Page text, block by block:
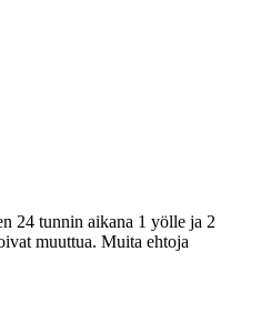
24 tunnin aikana 1 yölle ja 2
muuttua. Muita ehtoja